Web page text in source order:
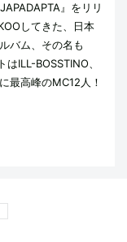
』をリリ
してきた、日本
バム、その名も
ILL-BOSSTINO、
最高峰のMC12人！